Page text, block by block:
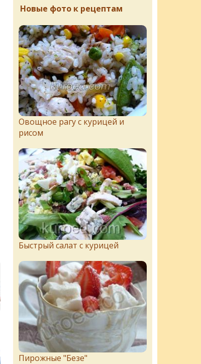
Новые фото к рецептам
Овощное рагу с курицей и
рисом
Быстрый салат с курицей
Пирожныe "Бeзe"